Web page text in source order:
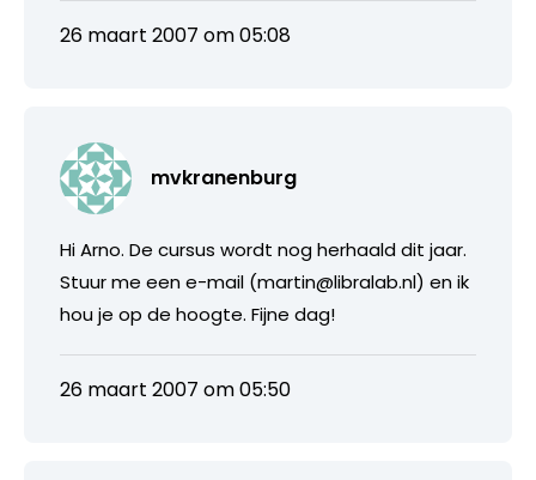
26 maart 2007 om 05:08
mvkranenburg
Hi Arno. De cursus wordt nog herhaald dit jaar.
Stuur me een e-mail (martin@libralab.nl) en ik
hou je op de hoogte. Fijne dag!
26 maart 2007 om 05:50